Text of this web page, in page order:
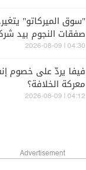
"سوق الميركاتو"
صفقات النجوم بيد
04:30 | 2026-08-09
فيفا يردّ على خصوم
معركة الخلافة؟
04:12 | 2026-08-09
Advertisement